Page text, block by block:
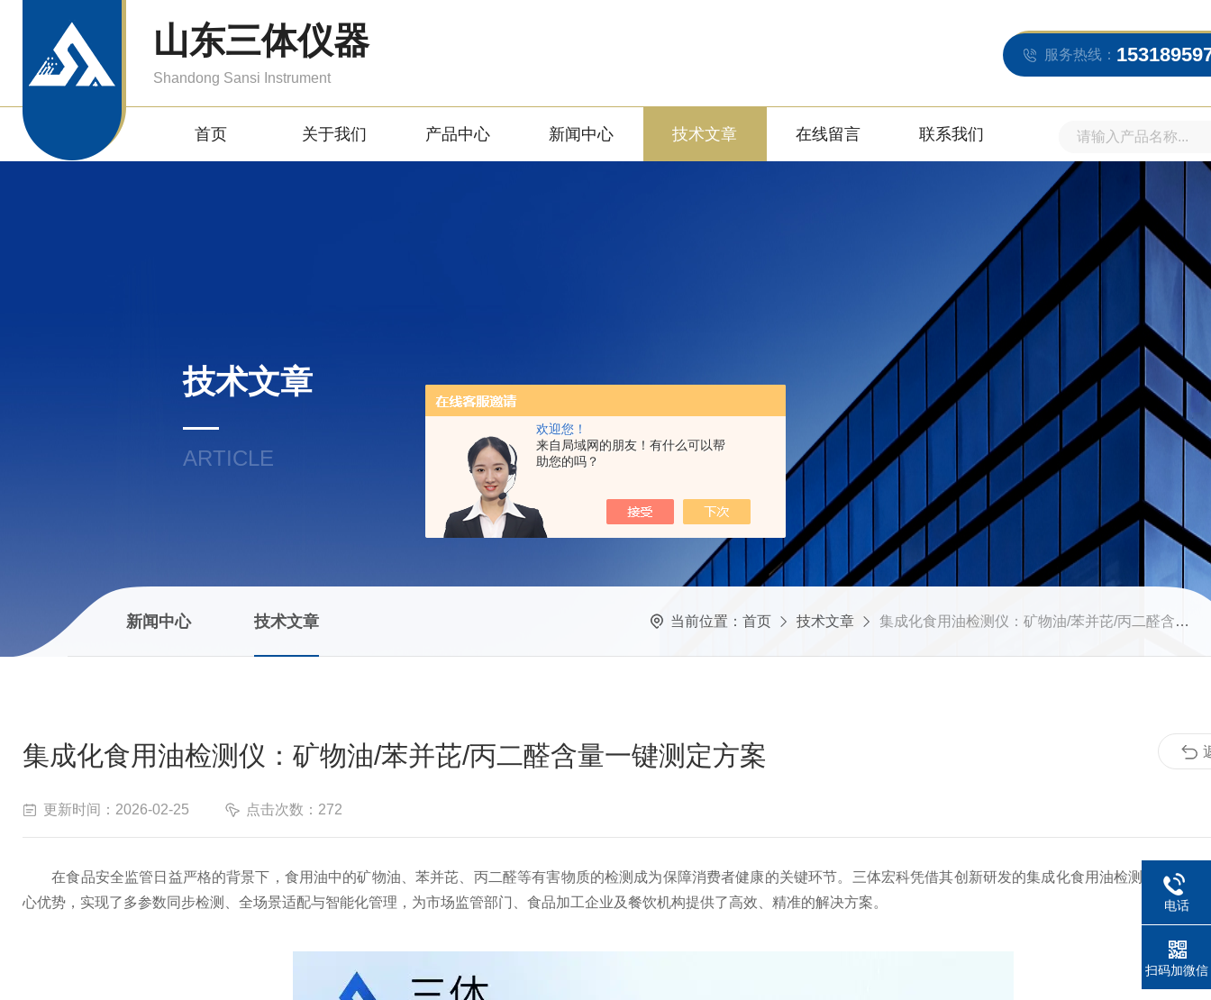
欢迎您！
来自局域网的朋友！有什么可以帮
助您的吗？
山东三体仪器
Shandong Sansi Instrument
服务热线：
首页 关于我们 产品中心 新闻中心 技术文章 在线留言 联系我们
技术文章
ARTICLE
新闻中心 技术文章 当前位置： 首页 技术文章 集成化食用油检测仪：矿物油/苯并芘/丙二醛含量一键测定方案
集成化食用油检测仪：矿物油/苯并芘/丙二醛含量一键测定方案
更新时间：2026-02-25 点击次数：272
在食品安全监管日益严格的背景下，食用油中的矿物油、苯并芘、丙二醛等有害物质的检测成为保障消费者健康的关键环节。三体宏科凭借其创新研发的集成化食用油检测仪，以“一
心优势，实现了多参数同步检测、全场景适配与智能化管理，为市场监管部门、食品加工企业及餐饮机构提供了高效、精准的解决方案。
电话
扫码加微信